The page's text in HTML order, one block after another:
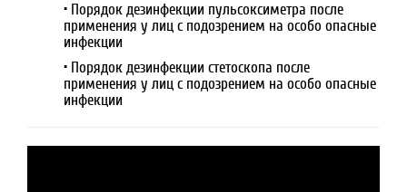
• Порядок дезинфекции пульсоксиметра после
применения у лиц с подозрением на особо опасные
инфекции
• Порядок дезинфекции стетоскопа после
применения у лиц с подозрением на особо опасные
инфекции